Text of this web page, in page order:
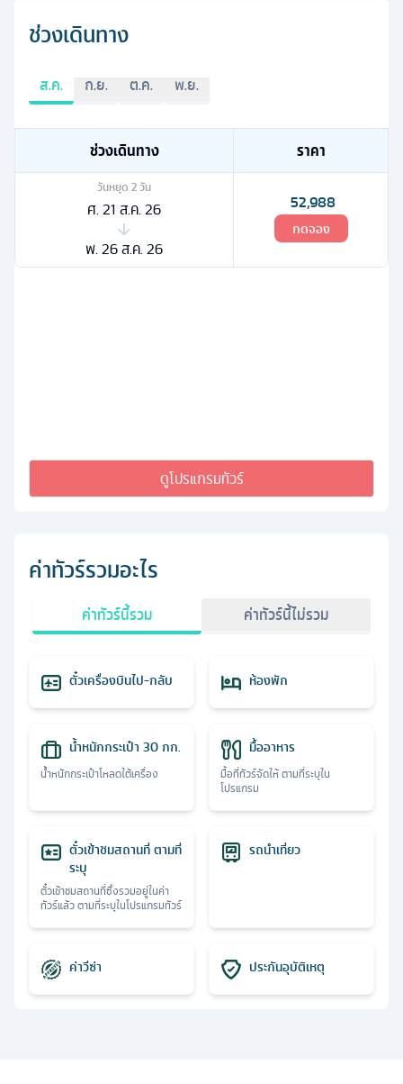
ช่วงเดินทาง
ส.ค. ก.ย. ต.ค. พ.ย.
ช่วงเดินทาง ราคา
วันหยุด 2วัน
ศ. 21 ส.ค. 26
พ. 26 ส.ค. 26
52,988
กดจอง
ดูโปรแกรมทัวร์
ค่าทัวร์รวมอะไร
ค่าทัวร์นี้รวม ค่าทัวร์นี้ไม่รวม
ตั๋วเครื่องบินไป-กลับ ห้องพัก
น้ำหนักกระเป๋า 30 กก.
น้ำหนักกระเป๋าโหลดใต้เครื่อง
มื้ออาหาร
มื้อที่ทัวร์จัดให้ ตามที่ระบุใน
โปรแกรม
ตั๋วเข้าชมสถานที่ ตามที่
ระบุ
ตั๋วเข้าชมสถานที่ซึ่งรวมอยู่ในค่า
ทัวร์แล้ว ตามที่ระบุในโปรแกรมทัวร์
รถนำเที่ยว
ค่าวีซ่า ประกันอุบัติเหตุ